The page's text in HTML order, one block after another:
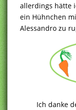
allerdings hätte
ein Hühnchen
Alessandro zu
Ich danke